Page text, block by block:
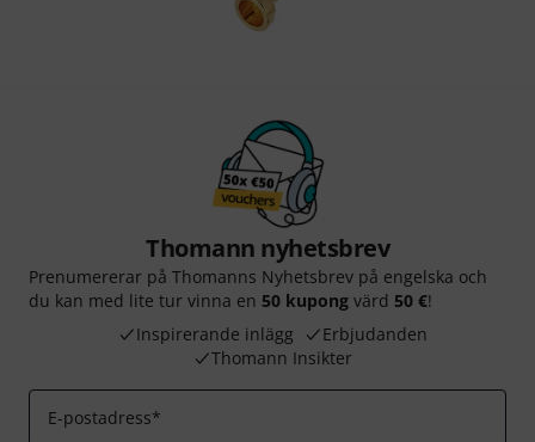
Thomann nyhetsbrev
Prenumererar på Thomanns Nyhetsbrev på engelska och
du kan med lite tur vinna en 50 kupong värd 50 €!
Inspirerande inlägg
Erbjudanden
Thomann Insikter
E-postadress*